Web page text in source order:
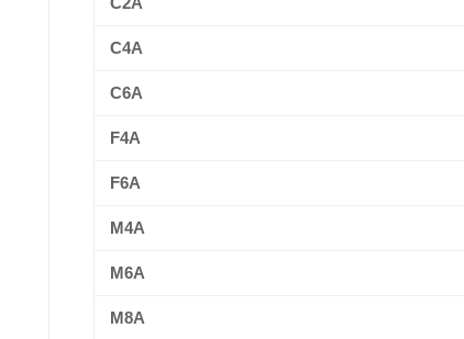
C4A
C6A
F4A
F6A
M4A
M6A
M8A